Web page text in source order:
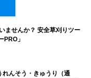
ませんか？ 安全草刈りツー
PRO」
んそう・きゅうり（通